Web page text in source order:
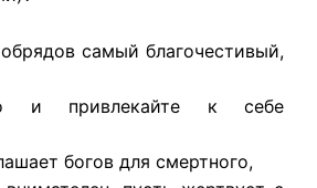
самый благочестивый,
и привлекайте к себе
богов для смертного,